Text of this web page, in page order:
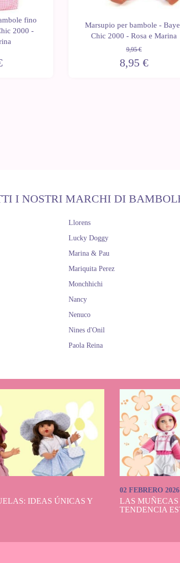
fino
2000 -
Marsupio per bambole -
Chic 2000 - Rosa e Marina
9,95 €
8,95 €
I NOSTRI MARCHI DI
Llorens
Lucky Doggy
Marina & Pau
Mariquita Perez
Monchhichi
Nancy
Nenuco
Nines d'Onil
Paola Reina
IDEAS ÚNICAS Y
02 FEBRERO 2026
LAS
TENDENCIA